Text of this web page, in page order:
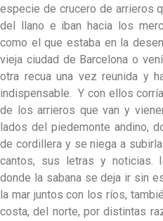
especie de crucero de arrieros
del llano e iban hacia los
como el que estaba en la
vieja ciudad de Barcelona o
otra recua una vez reunida y
indispensable. Y con ellos
de los arrieros que van y
lados del piedemonte andino,
de cordillera y se niega a
cantos, sus letras y noticias.
donde la sabana se deja ir sin
la mar juntos con los ríos,
costa, del norte, por distintas